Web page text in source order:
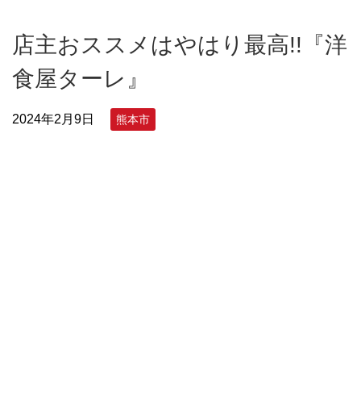
店主おススメはやはり最高!!『洋
食屋ターレ』
2024年2月9日 熊本市